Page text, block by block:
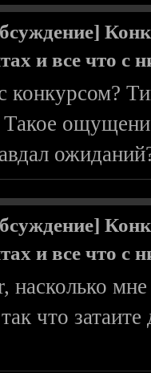
и все что с
конкурсом?
Такое
и все что с
насколько
что